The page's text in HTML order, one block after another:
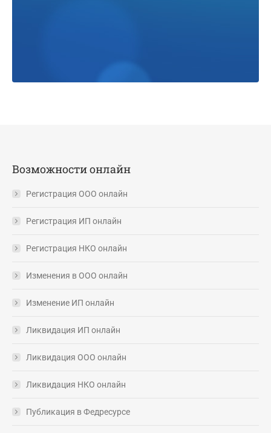
Возможности онлайн
Регистрация ООО онлайн
Регистрация ИП онлайн
Регистрация НКО онлайн
Изменения в ООО онлайн
Изменение ИП онлайн
Ликвидация ИП онлайн
Ликвидация ООО онлайн
Ликвидация НКО онлайн
Публикация в Федресурсе